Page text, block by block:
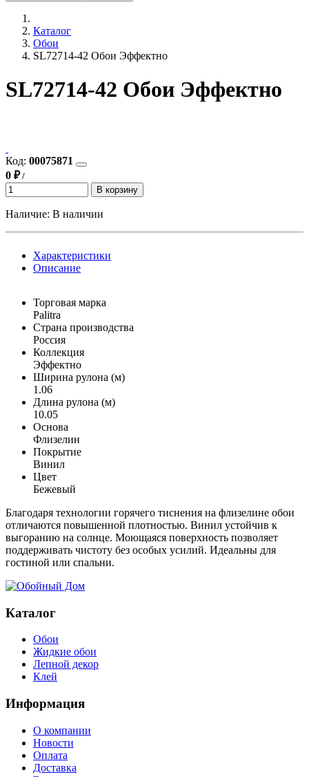
Каталог
Обои
SL72714-42 Обои Эффектно
SL72714-42 Обои Эффектно
Код: 00075871
0 ₽/
В корзину
Наличие: В наличии
Характеристики
Описание
Торговая марка
Palitra
Страна производства
Россия
Коллекция
Эффектно
Ширина рулона (м)
1.06
Длина рулона (м)
10.05
Основа
Флизелин
Покрытие
Винил
Цвет
Бежевый
Благодаря технологии горячего тиснения на флизелине обои
отличаются повышенной плотностью. Винил устойчив к
выгоранию на солнце. Моющаяся поверхность позволяет
поддерживать чистоту без особых усилий. Идеальны для
гостиной или спальни.
Каталог
Обои
Жидкие обои
Лепной декор
Клей
Информация
О компании
Новости
Оплата
Доставка